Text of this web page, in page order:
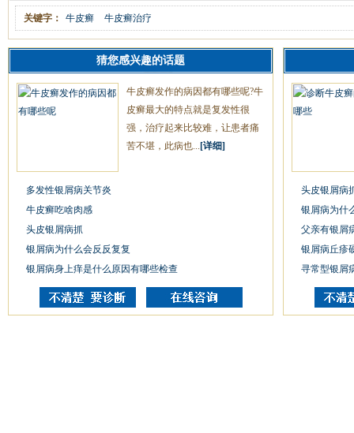
关键字： 牛皮癣 牛皮癣治疗
猜您感兴趣的话题
牛皮癣发作的病因都有哪些呢?牛
皮癣最大的特点就是复发性很
强，治疗起来比较难，让患者痛
苦不堪，此病也... [详细]
多发性银屑病关节炎
牛皮癣吃啥肉感
头皮银屑病抓
银屑病为什么会反反复复
银屑病身上痒是什么原因有哪些检查
头皮银屑病
银屑病为什
父亲有银屑
银屑病丘疹
寻常型银屑